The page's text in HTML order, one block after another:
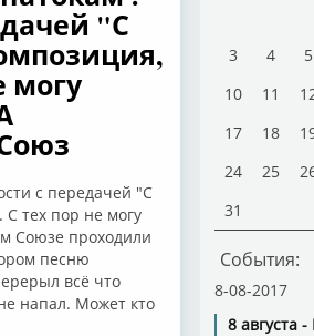
"С
могу
с передачей "С
тех пор не могу
Союзе проходили
песню
всё что
напал. Может кто
3
4 5
10
11
17
18
24
25
31
События:
8-08-2017
8 августа